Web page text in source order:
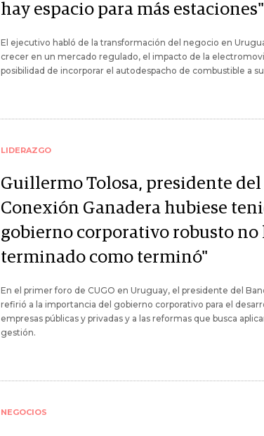
hay espacio para más estaciones"
El ejecutivo habló de la transformación del negocio en
crecer en un mercado regulado, el impacto de la
posibilidad de incorporar el autodespacho de combustible a
LIDERAZGO
Guillermo Tolosa, presidente del
Conexión Ganadera hubiese
gobierno corporativo robusto no
terminado como terminó"
En el primer foro de CUGO en Uruguay, el presidente del
refirió a la importancia del gobierno corporativo para el
empresas públicas y privadas y a las reformas que busca
gestión.
NEGOCIOS